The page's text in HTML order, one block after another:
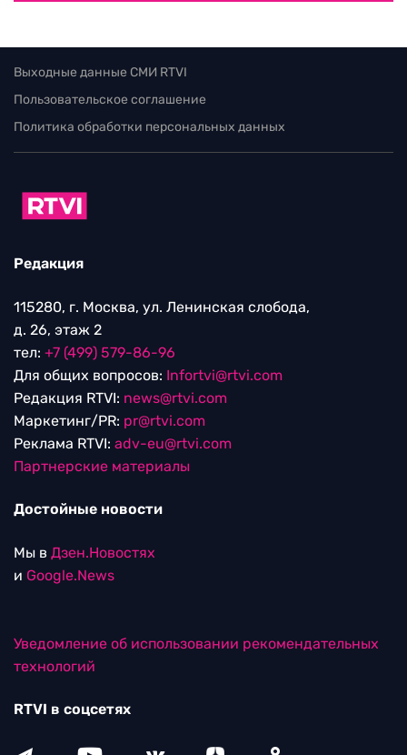
Выходные данные СМИ RTVI
Пользовательское соглашение
Политика обработки персональных данных
Редакция
115280, г. Москва, ул. Ленинская слобода,
д. 26, этаж 2
тел: +7 (499) 579-86-96
Для общих вопросов: Infortvi@rtvi.com
Редакция RTVI: news@rtvi.com
Маркетинг/PR: pr@rtvi.com
Реклама RTVI: adv-eu@rtvi.com
Партнерские материалы
Достойные новости
Мы в Дзен.Новостях
и Google.News
Уведомление об использовании рекомендательных
технологий
RTVI в соцсетях